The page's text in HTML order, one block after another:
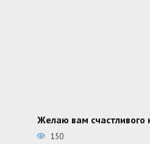
Желаю вам счастливого
150